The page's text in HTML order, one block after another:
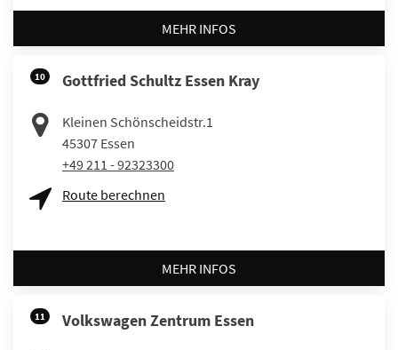
MEHR INFOS
10 Gottfried Schultz Essen Kray
Kleinen Schönscheidstr.1
45307 Essen
+49 211 - 92323300
Route berechnen
MEHR INFOS
11 Volkswagen Zentrum Essen